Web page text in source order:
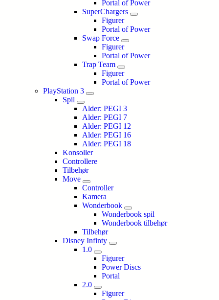
Portal of Power
SuperChargers
Figurer
Portal of Power
Swap Force
Figurer
Portal of Power
Trap Team
Figurer
Portal of Power
PlayStation 3
Spil
Alder: PEGI 3
Alder: PEGI 7
Alder: PEGI 12
Alder: PEGI 16
Alder: PEGI 18
Konsoller
Controllere
Tilbehør
Move
Controller
Kamera
Wonderbook
Wonderbook spil
Wonderbook tilbehør
Tilbehør
Disney Infinty
1.0
Figurer
Power Discs
Portal
2.0
Figurer